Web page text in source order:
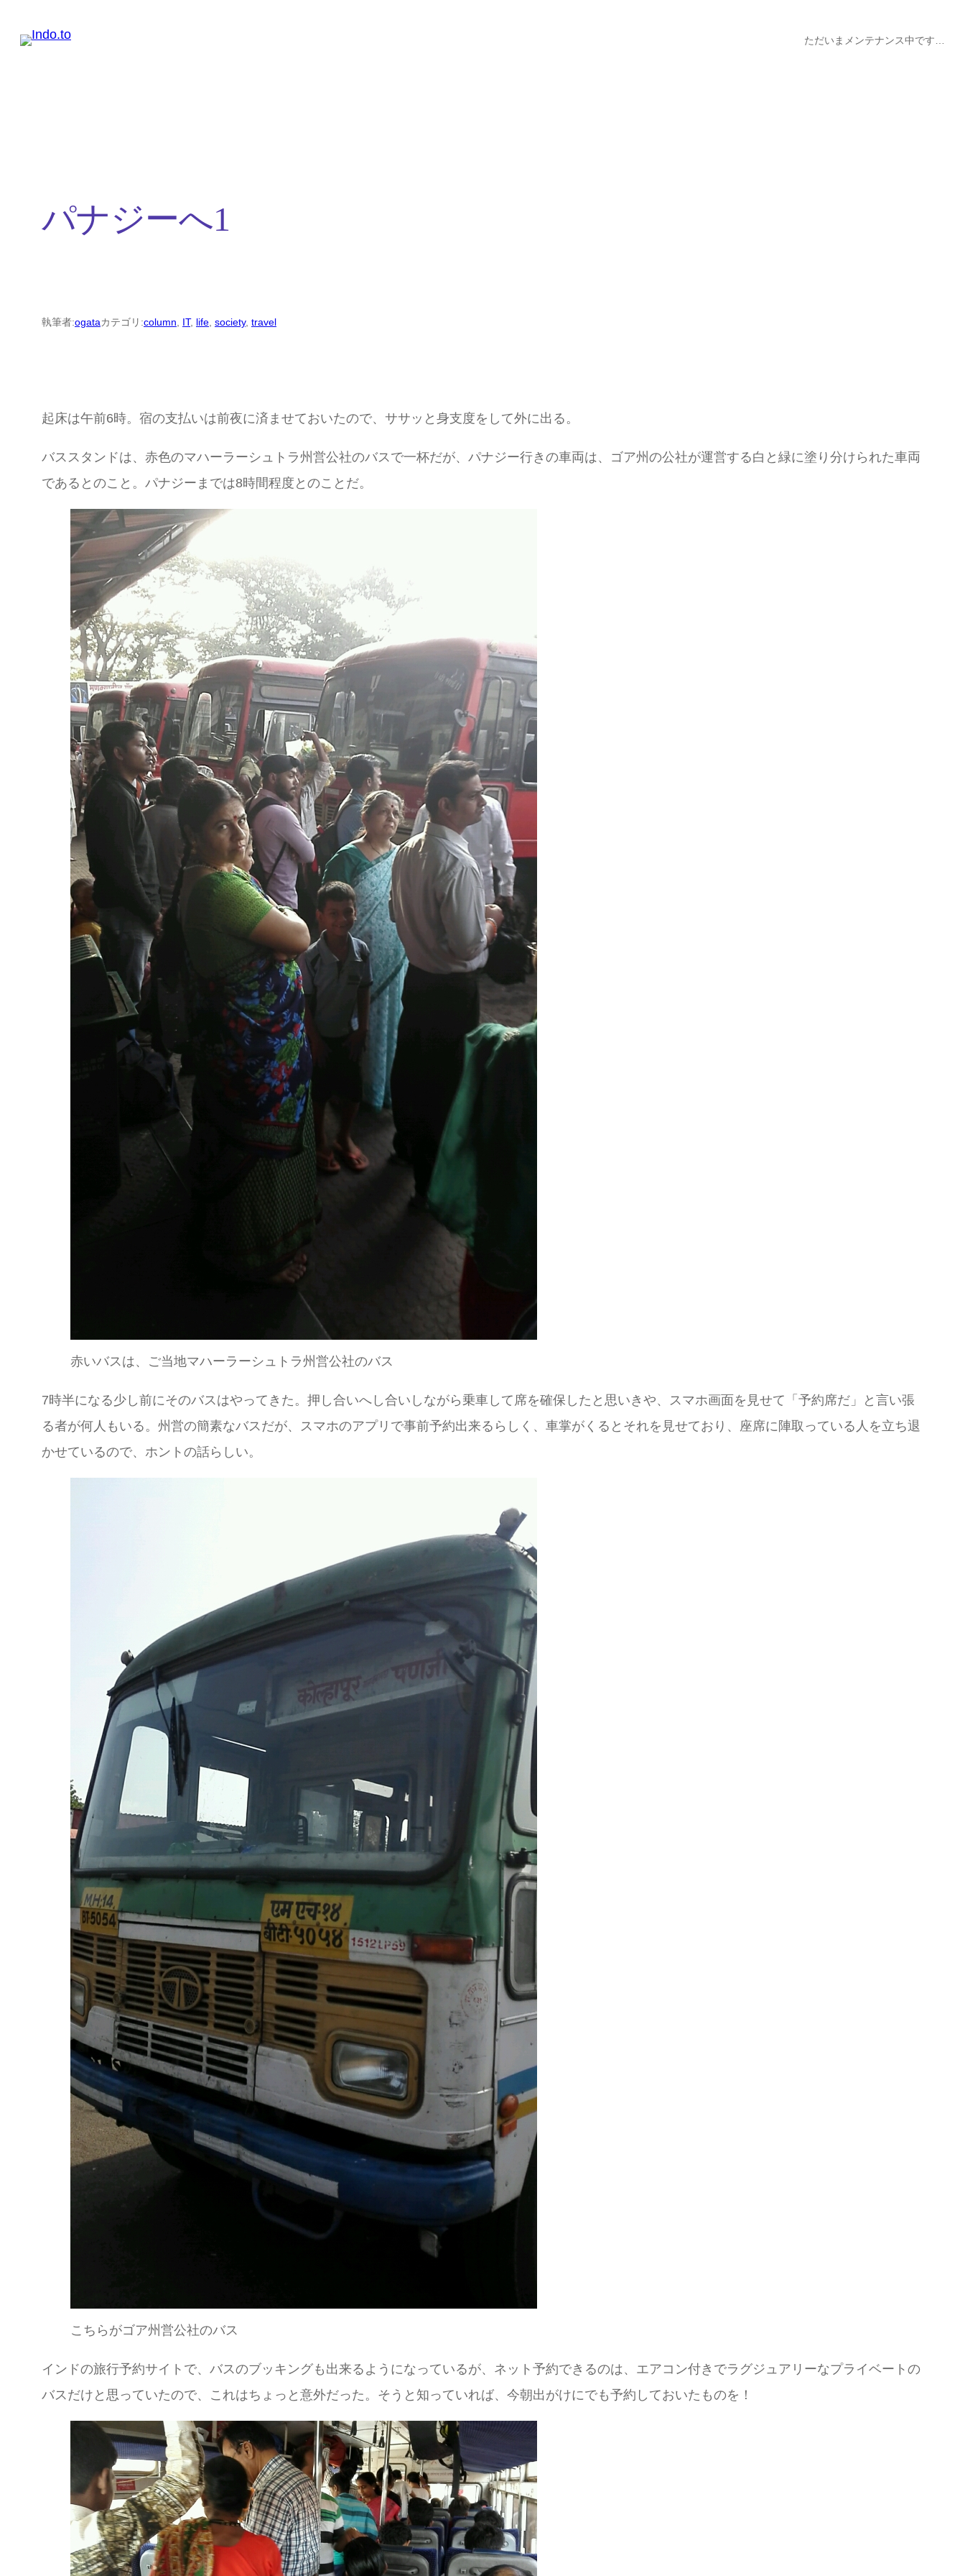
ただいまメンテナンス中です…
パナジーへ1
執筆者:ogataカテゴリ:column, IT, life, society, travel
起床は午前6時。宿の支払いは前夜に済ませておいたので、ササッと身支度をして外に出る。
バススタンドは、赤色のマハーラーシュトラ州営公社のバスで一杯だが、パナジー行きの車両は、ゴア州の公社が運営する白と緑に塗り分けられた車両
であるとのこと。パナジーまでは8時間程度とのことだ。
赤いバスは、ご当地マハーラーシュトラ州営公社のバス
7時半になる少し前にそのバスはやってきた。押し合いへし合いしながら乗車して席を確保したと思いきや、スマホ画面を見せて「予約席だ」と言い張
る者が何人もいる。州営の簡素なバスだが、スマホのアプリで事前予約出来るらしく、車掌がくるとそれを見せており、座席に陣取っている人を立ち退
かせているので、ホントの話らしい。
こちらがゴア州営公社のバス
インドの旅行予約サイトで、バスのブッキングも出来るようになっているが、ネット予約できるのは、エアコン付きでラグジュアリーなプライベートの
バスだけと思っていたので、これはちょっと意外だった。そうと知っていれば、今朝出がけにでも予約しておいたものを！